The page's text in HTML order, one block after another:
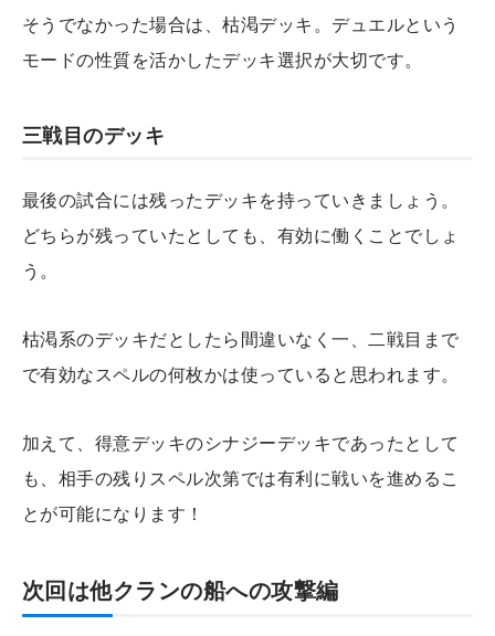
そうでなかった場合は、枯渇デッキ。デュエルという
モードの性質を活かしたデッキ選択が大切です。
三戦目のデッキ
最後の試合には残ったデッキを持っていきましょう。
どちらが残っていたとしても、有効に働くことでしょ
う。
枯渇系のデッキだとしたら間違いなく一、二戦目まで
で有効なスペルの何枚かは使っていると思われます。
加えて、得意デッキのシナジーデッキであったとして
も、相手の残りスペル次第では有利に戦いを進めるこ
とが可能になります！
次回は他クランの船への攻撃編